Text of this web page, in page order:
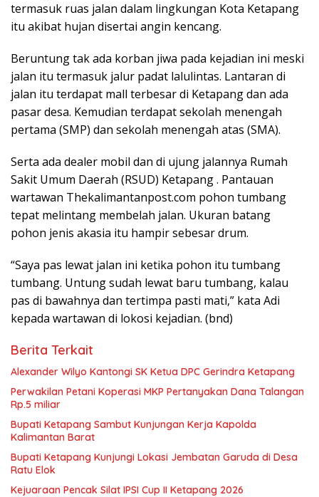
termasuk ruas jalan dalam lingkungan Kota Ketapang
itu akibat hujan disertai angin kencang.
Beruntung tak ada korban jiwa pada kejadian ini meski
jalan itu termasuk jalur padat lalulintas. Lantaran di
jalan itu terdapat mall terbesar di Ketapang dan ada
pasar desa. Kemudian terdapat sekolah menengah
pertama (SMP) dan sekolah menengah atas (SMA).
Serta ada dealer mobil dan di ujung jalannya Rumah
Sakit Umum Daerah (RSUD) Ketapang . Pantauan
wartawan Thekalimantanpost.com pohon tumbang
tepat melintang membelah jalan. Ukuran batang
pohon jenis akasia itu hampir sebesar drum.
“Saya pas lewat jalan ini ketika pohon itu tumbang
tumbang. Untung sudah lewat baru tumbang, kalau
pas di bawahnya dan tertimpa pasti mati,” kata Adi
kepada wartawan di lokosi kejadian. (bnd)
Berita Terkait
Alexander Wilyo Kantongi SK Ketua DPC Gerindra Ketapang
Perwakilan Petani Koperasi MKP Pertanyakan Dana Talangan
Rp.5 miliar
Bupati Ketapang Sambut Kunjungan Kerja Kapolda
Kalimantan Barat
Bupati Ketapang Kunjungi Lokasi Jembatan Garuda di Desa
Ratu Elok
Kejuaraan Pencak Silat IPSI Cup II Ketapang 2026